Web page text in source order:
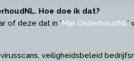
Hoe doe ik dat?
of deze dat in ' Mijn OnderhoudNL'
veiligheidsbeleid